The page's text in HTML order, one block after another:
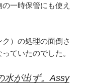
一時保管にも使え
）の処理の面倒さ
ていたのでした。
水が出ず。Assy